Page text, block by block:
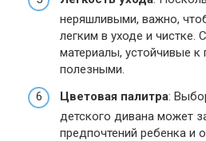
неряшливыми, важно,
легким в уходе и чистке.
материалы, устойчивые к
полезными.
Цветовая палитра:
детского дивана может
предпочтений ребенка и